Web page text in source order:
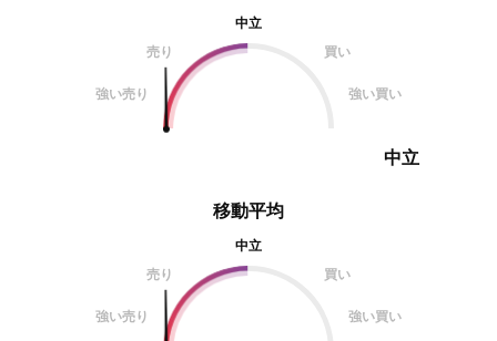
中立
売り
買い
強い売り 強い買い
中立
移動平均
中立
売り
買い
強い売り 強い買い